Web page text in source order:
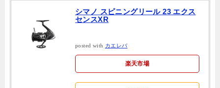
シマノ スピニングリール 23 エクス
センスXR
posted with カエレバ
楽天市場